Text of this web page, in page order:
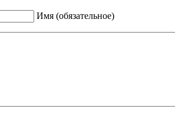
Имя (обязательное)